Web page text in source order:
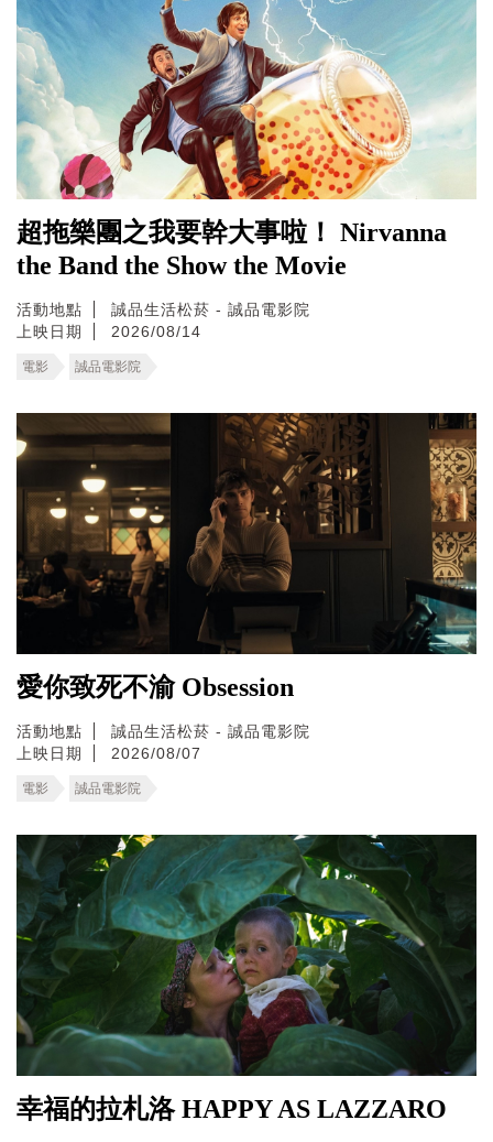
超拖樂團之我要幹大事啦！ Nirvanna
the Band the Show the Movie
活動地點
誠品生活松菸 - 誠品電影院
上映日期
2026/08/14
電影 誠品電影院
愛你致死不渝 Obsession
活動地點
誠品生活松菸 - 誠品電影院
上映日期
2026/08/07
電影 誠品電影院
幸福的拉札洛 HAPPY AS LAZZARO